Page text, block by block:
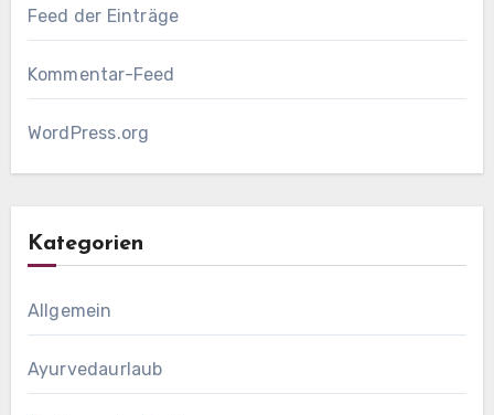
Feed der Einträge
Kommentar-Feed
WordPress.org
Kategorien
Allgemein
Ayurvedaurlaub